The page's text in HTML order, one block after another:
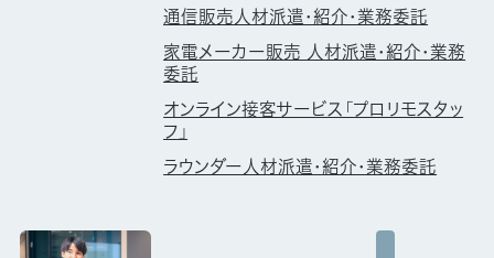
通信販売人材派遣・紹介・業務委託
家電メーカー販売 人材派遣・紹介・業務
委託
オンライン接客サービス「プロリモスタッ
フ」
ラウンダー人材派遣・紹介・業務委託